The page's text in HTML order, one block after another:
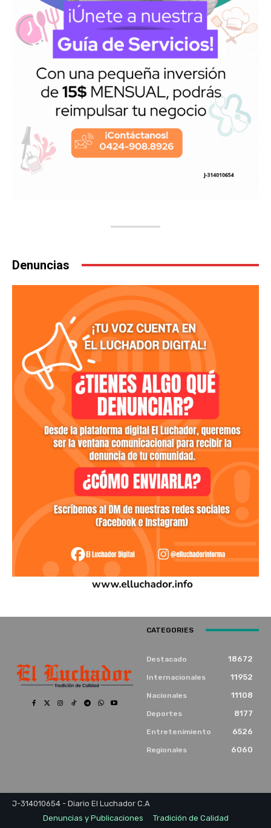
Denuncias
CATEGORIES
Destacado 18672
Internacionales 11952
Nacionales 11108
Deportes 8177
Entretenimiento 6526
Regionales 6060
J-314010654 - Diario El Luchador C.A
Denuncias y Publicaciones
Tradición de Calidad